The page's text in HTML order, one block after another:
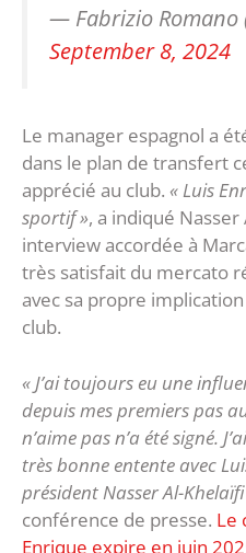
— Fabrizio Romano
September 8, 2024
Le manager espagnol a
dans le plan de transfert
apprécié au club. « Luis
sportif », a indiqué
interview accordée à
très satisfait du mercato
avec sa propre
club.
« J’ai toujours eu une
depuis mes premiers pas
n’aime pas n’a été signé.
très bonne entente avec
président Nasser Al-
conférence de presse. Le
Enrique expire en juin